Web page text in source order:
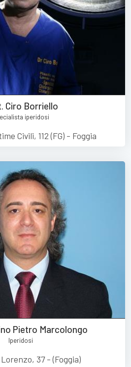
Ciro Borriello
iperidosi
Civili, 112 (FG) - Foggia
Pietro Marcolongo
Iperidosi
37 - (Foggia)